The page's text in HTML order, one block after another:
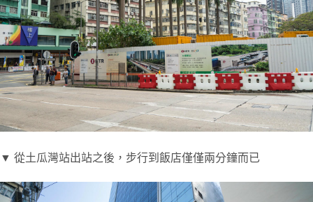
▼ 從土瓜灣站出站之後，步行到飯店僅僅兩分鐘而已